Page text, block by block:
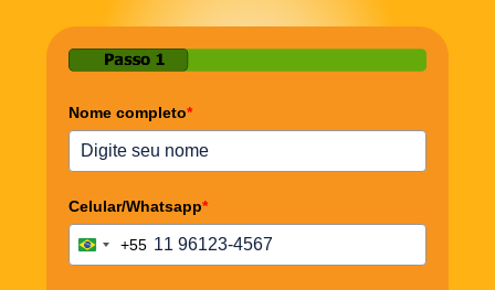
Nome completo*
Celular/Whatsapp*
Brazil +55
+55